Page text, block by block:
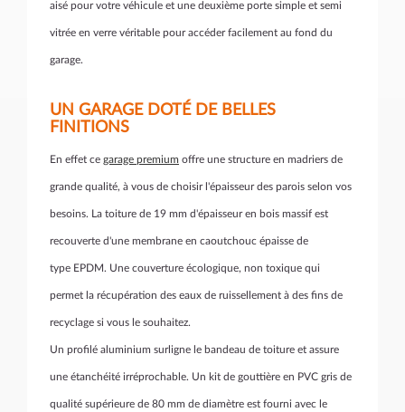
aisé pour votre véhicule et une deuxième porte simple et semi
vitrée en verre véritable pour accéder facilement au fond du
garage.
UN GARAGE DOTÉ DE BELLES
FINITIONS
En effet ce garage premium offre une structure en madriers de
grande qualité, à vous de choisir l'épaisseur des parois selon vos
besoins. La toiture de 19 mm d'épaisseur en bois massif est
recouverte d'une membrane en caoutchouc épaisse de
type EPDM. Une couverture écologique, non toxique qui
permet la récupération des eaux de ruissellement à des fins de
recyclage si vous le souhaitez.
Un profilé aluminium surligne le bandeau de toiture et assure
une étanchéité irréprochable. Un kit de gouttière en PVC gris de
qualité supérieure de 80 mm de diamètre est fourni avec le